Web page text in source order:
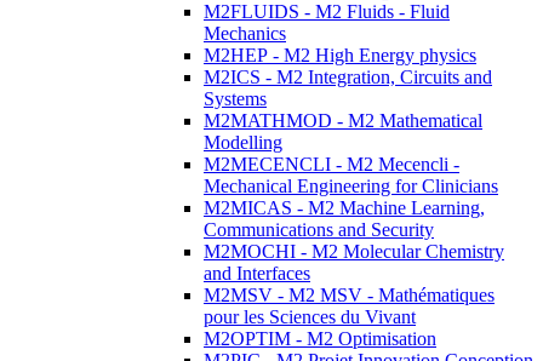
M2FLUIDS - M2 Fluids - Fluid
Mechanics
M2HEP - M2 High Energy physics
M2ICS - M2 Integration, Circuits and
Systems
M2MATHMOD - M2 Mathematical
Modelling
M2MECENCLI - M2 Mecencli -
Mechanical Engineering for Clinicians
M2MICAS - M2 Machine Learning,
Communications and Security
M2MOCHI - M2 Molecular Chemistry
and Interfaces
M2MSV - M2 MSV - Mathématiques
pour les Sciences du Vivant
M2OPTIM - M2 Optimisation